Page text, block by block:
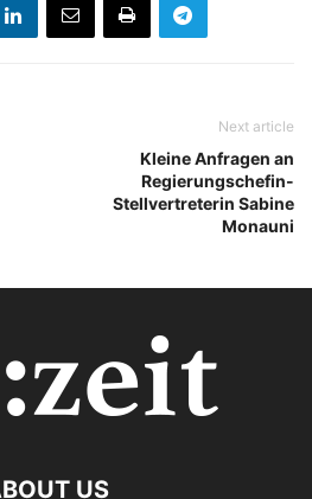
Next article
Kleine Anfragen an
Regierungschefin-
Stellvertreterin Sabine
Monauni
US